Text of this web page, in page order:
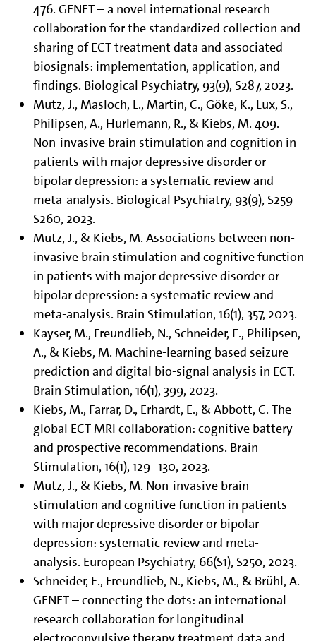
476. GENET – a novel international research
collaboration for the standardized collection and
sharing of ECT treatment data and associated
biosignals: implementation, application, and
findings. Biological Psychiatry, 93(9), S287, 2023.
Mutz, J., Masloch, L., Martin, C., Göke, K., Lux, S.,
Philipsen, A., Hurlemann, R., & Kiebs, M. 409.
Non-invasive brain stimulation and cognition in
patients with major depressive disorder or
bipolar depression: a systematic review and
meta-analysis. Biological Psychiatry, 93(9), S259–
S260, 2023.
Mutz, J., & Kiebs, M. Associations between non-
invasive brain stimulation and cognitive function
in patients with major depressive disorder or
bipolar depression: a systematic review and
meta-analysis. Brain Stimulation, 16(1), 357, 2023.
Kayser, M., Freundlieb, N., Schneider, E., Philipsen,
A., & Kiebs, M. Machine-learning based seizure
prediction and digital bio-signal analysis in ECT.
Brain Stimulation, 16(1), 399, 2023.
Kiebs, M., Farrar, D., Erhardt, E., & Abbott, C. The
global ECT MRI collaboration: cognitive battery
and prospective recommendations. Brain
Stimulation, 16(1), 129–130, 2023.
Mutz, J., & Kiebs, M. Non-invasive brain
stimulation and cognitive function in patients
with major depressive disorder or bipolar
depression: systematic review and meta-
analysis. European Psychiatry, 66(S1), S250, 2023.
Schneider, E., Freundlieb, N., Kiebs, M., & Brühl, A.
GENET – connecting the dots: an international
research collaboration for longitudinal